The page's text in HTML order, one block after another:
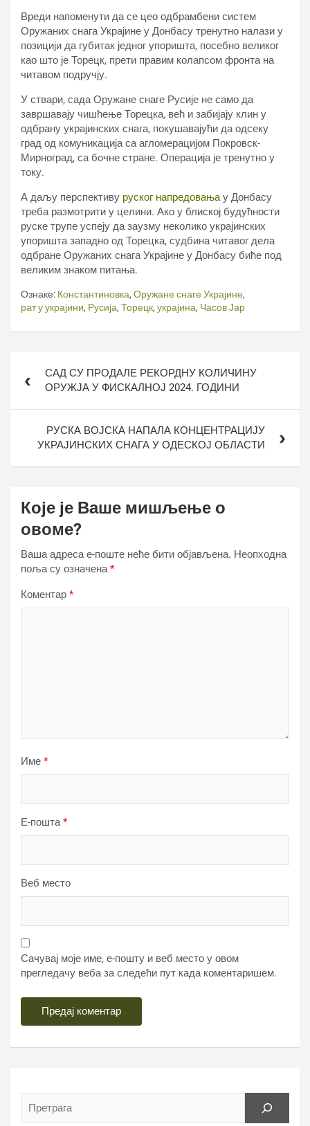
Вреди напоменути да се цео одбрамбени систем
Оружаних снага Украјине у Донбасу тренутно налази у
позицији да губитак једног упоришта, посебно великог
као што је Торецк, прети правим колапсом фронта на
читавом подручју.
У ствари, сада Оружане снаге Русије не само да
завршавају чишћење Торецка, већ и забијају клин у
одбрану украјинских снага, покушавајући да одсеку
град од комуникација са агломерацијом Покровск-
Мирноград, са бочне стране. Операција је тренутно у
току.
А даљу перспективу руског напредовањау Донбасу
треба размотрити у целини. Ако у блиској будућности
руске трупе успеју да заузму неколико украјинских
упоришта западно од Торецка, судбина читавог дела
одбране Оружаних снага Украјине у Донбасу биће под
великим знаком питања.
Ознаке: Константиновка, Оружане снаге Украјине,
рат у украјини, Русија, Торецк, украјина, Часов Јар
чланкаСАД СУ ПРОДАЛЕ РЕКОРДНУ КОЛИЧИНУ
ОРУЖЈА У ФИСКАЛНОЈ 2024. ГОДИНИ
РУСКА ВОЈСКА НАПАЛА КОНЦЕНТРАЦИЈУ
УКРАЈИНСКИХ СНАГА У ОДЕСКОЈ ОБЛАСТИ
Које је Ваше мишљење о
овоме?
Ваша адреса е-поште неће бити објављена. Неопходна
поља су означена*
Коментар *
Име *
Е-пошта*
Веб место
Сачувај моје име, е-пошту и веб место у овом
прегледачу веба за следећи пут када коментаришем.